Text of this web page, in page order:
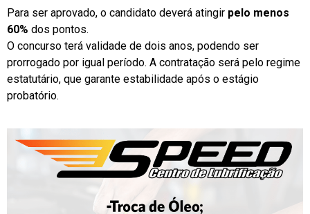
Para ser aprovado, o candidato deverá atingir pelo menos
60% dos pontos.
O concurso terá validade de dois anos, podendo ser
prorrogado por igual período. A contratação será pelo regime
estatutário, que garante estabilidade após o estágio
probatório.